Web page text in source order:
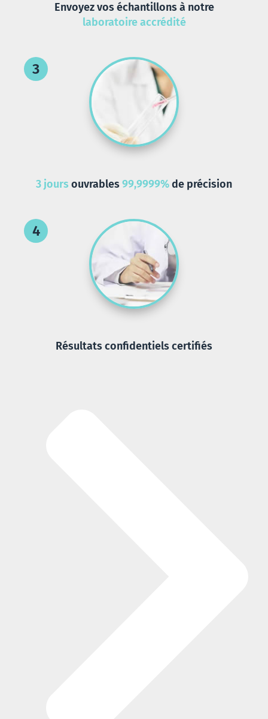
Envoyez vos échantillons à notre
laboratoire accrédité
3 jours ouvrables99,9999%de précision
Résultats confidentiels certifiés